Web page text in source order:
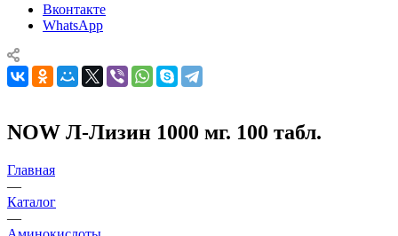
Вконтакте
WhatsApp
NOW Л-Лизин 1000 мг. 100 табл.
Главная
—
Каталог
—